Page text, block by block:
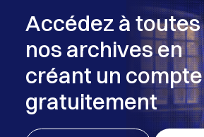
Accédez à toutes
nos archives en
créant un compte
gratuitement